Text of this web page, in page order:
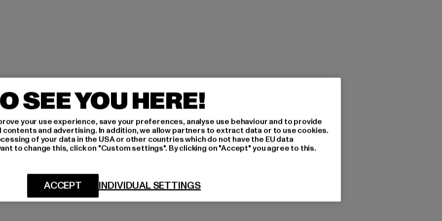
SEE YOU HERE!
your use experience, save your preferences, analyse use behaviour and to provide
and advertising. In addition, we allow partners to extract data or to use cookies.
of your data in the USA or other countries which do not have the EU data
to change this, click on "Custom settings". By clicking on "Accept" you agree to this.
INDIVIDUAL SETTINGS
ACCEPT